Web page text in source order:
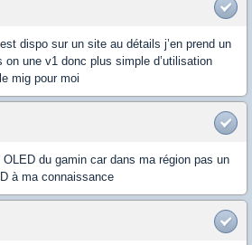
dispo sur un site au détails j’en prend un
une v1 donc plus simple d’utilisation
mig pour moi
OLED du gamin car dans ma région pas un
à ma connaissance